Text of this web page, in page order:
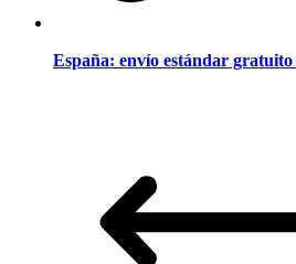
España: envío estándar gratuito